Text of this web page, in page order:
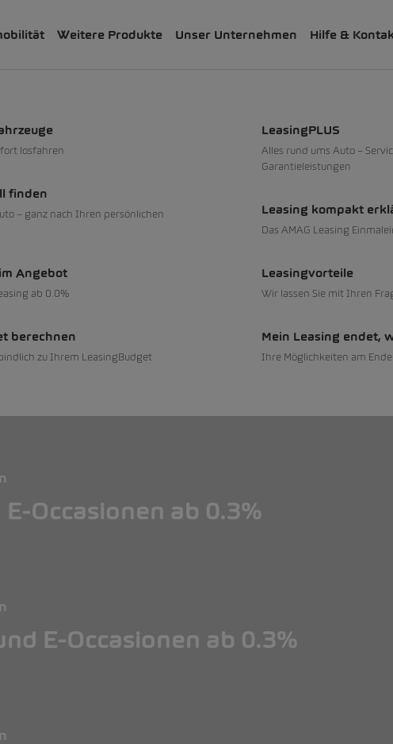
Weitere Produkte Unser Unternehmen Hilfe &
losfahren
finden
– ganz nach Ihren persönlichen
Angebot
ab 0.0%
berechnen
zu Ihrem LeasingBudget
LeasingPLUS
Alles rund ums Auto –
Garantieleistungen
Leasing kompakt
Das AMAG Leasing
Leasingvorteile
Wir lassen Sie mit Ihren
Mein Leasing endet,
Ihre Möglichkeiten am
und Reifen
ab 0.99%
ab 0.3%
Occasionen ab 0.3%
Occasionen ab 0.3%
E-Occasionen ab 0.3%